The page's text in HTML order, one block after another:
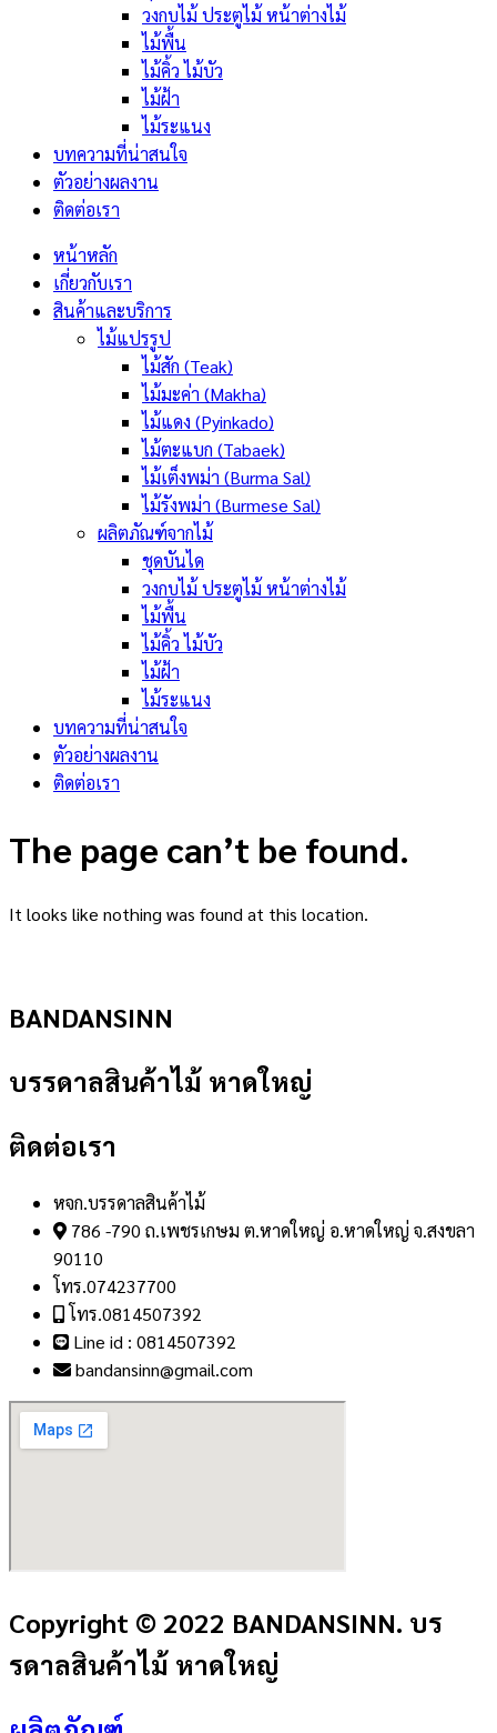
วงกบไม้ ประตูไม้ หน้าต่างไม้
ไม้พื้น
ไม้คิ้ว ไม้บัว
ไม้ฝ้า
ไม้ระแนง
บทความที่น่าสนใจ
ตัวอย่างผลงาน
ติดต่อเรา
หน้าหลัก
เกี่ยวกับเรา
สินค้าและบริการ
ไม้แปรรูป
ไม้สัก (Teak)
ไม้มะค่า (Makha)
ไม้แดง (Pyinkado)
ไม้ตะแบก (Tabaek)
ไม้เต็งพม่า (Burma Sal)
ไม้รังพม่า (Burmese Sal)
ผลิตภัณฑ์จากไม้
ชุดบันได
วงกบไม้ ประตูไม้ หน้าต่างไม้
ไม้พื้น
ไม้คิ้ว ไม้บัว
ไม้ฝ้า
ไม้ระแนง
บทความที่น่าสนใจ
ตัวอย่างผลงาน
ติดต่อเรา
The page can’t be found.
It looks like nothing was found at this location.
BANDANSINN
บรรดาลสินค้าไม้ หาดใหญ่
ติดต่อเรา
หจก.บรรดาลสินค้าไม้
786 -790 ถ.เพชรเกษม ต.หาดใหญ่ อ.หาดใหญ่ จ.สงขลา
90110
โทร.074237700
โทร.0814507392
Line id : 0814507392
bandansinn@gmail.com
Copyright © 2022 BANDANSINN. บร
รดาลสินค้าไม้ หาดใหญ่